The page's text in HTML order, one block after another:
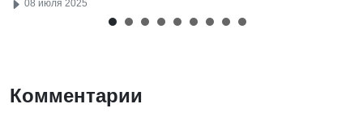
08 июля 2025
Комментарии